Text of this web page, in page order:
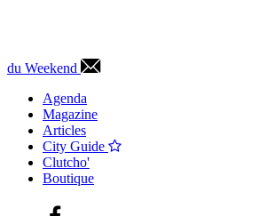
du Weekend
Agenda
Magazine
Articles
City Guide
Clutcho'
Boutique